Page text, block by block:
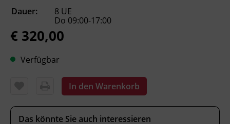
Fachtrainer_in
Kursbesuchsbestätigung
Firmenpackage: Ab der dritten
Dauer:
8 UE
Do 09:00-17:00
€ 320,00
Verfügbar
In den Warenkorb
Das könnte Sie auch interessieren